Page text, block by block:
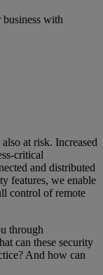
with
at risk. Increased
critical
and distributed
features, we enable
control of remote
through
can these security
And how can